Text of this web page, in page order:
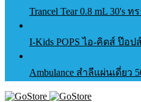
Trancel Tear 0.8 mL 30's
I-Kids POPS ไอ-คิดส์ ป๊อป
Ambulance สำลีแผ่นเดี่ยว